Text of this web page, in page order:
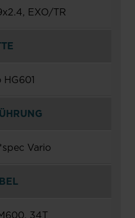
EXO/TR
HG601
Vario
34T